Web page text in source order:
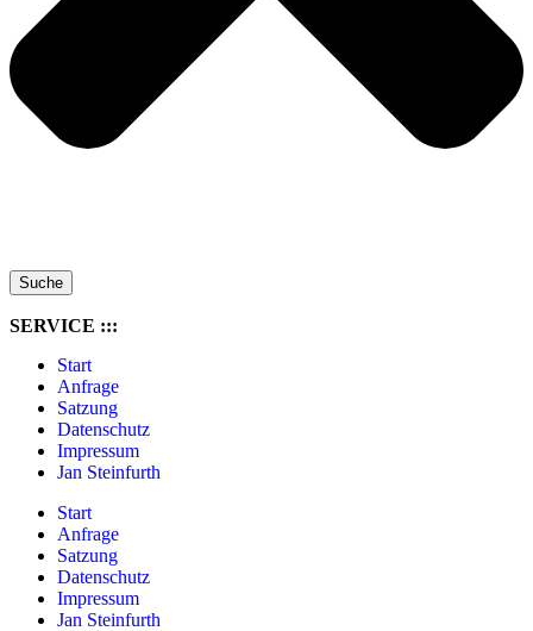
Suche
SERVICE :::
Start
Anfrage
Satzung
Datenschutz
Impressum
Jan Steinfurth
Start
Anfrage
Satzung
Datenschutz
Impressum
Jan Steinfurth